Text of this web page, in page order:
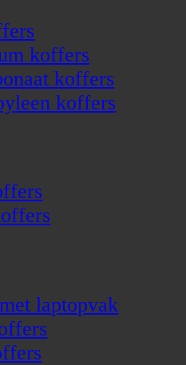
koffers
koffers
koffers
laptopvak